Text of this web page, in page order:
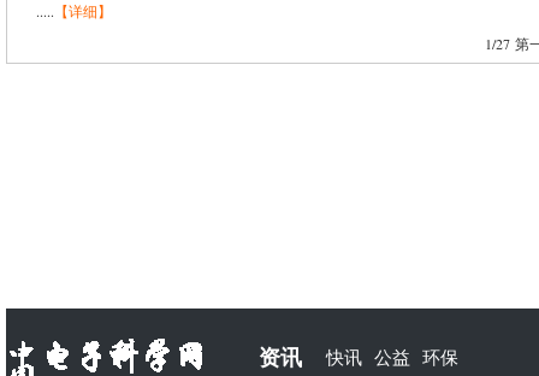
..... 【详细】
1/27 第
资讯 快讯 公益 环保